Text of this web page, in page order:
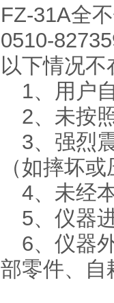
FZ-31A全
0510-
以下情况
1、用户
2、未按
3、强烈
（如摔坏
4、未经
5、仪器
6、仪器
部零件、自